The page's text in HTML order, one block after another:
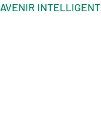
AVENIR INTELLIGENT